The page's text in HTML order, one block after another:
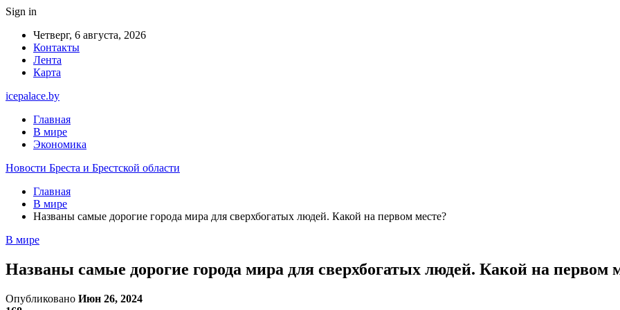
Sign in
Четверг, 6 августа, 2026
Контакты
Лента
Карта
icepalace.by
Главная
В мире
Экономика
Новости Бреста и Брестской области
Главная
В мире
Названы самые дорогие города мира для сверхбогатых людей. Какой на первом месте?
В мире
Названы самые дорогие города мира для сверхбогатых людей. Какой на первом
Опубликовано Июн 26, 2024